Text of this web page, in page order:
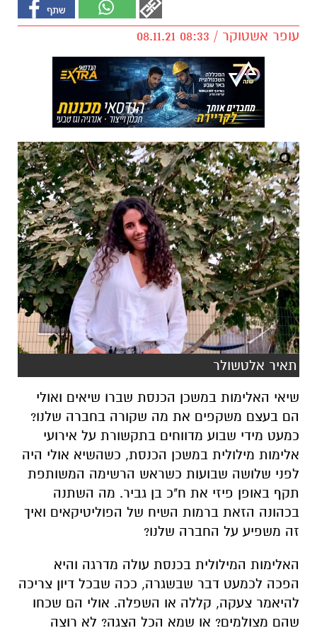
עופר אשטוקר / 08:33 08.11.21
תאיר אלטשולר
שיאי האלימות במשכן הכנסת שברו שיאים ואולי
הם בעצם משקפים את מה שקורה בחברה שלנו?
כמעט מידי שבוע מדווחים בתקשורת על אירועי
אלימות מילולית במשכן הכנסת, כשהשיא אולי היה
לפני שלושה שבועות כשראש הרשימה המשותפת
תקף באופן פיזי את ח"כ בן גביר. מה השתנה
בכהונה הזאת ברמות השיח של הפוליטיקאים ואיך
זה משפיע על החברה שלנו?
האלימות המילולית בכנסת עולה מדרגה והיא
הפכה לכמעט דבר שבשגרה, ככה שבכל דיון צריכה
להיאמר צעקה, קללה או השפלה. אולי הם שכחו
שהם מצולמים? או שמא הכל הצגה? לא רוצה